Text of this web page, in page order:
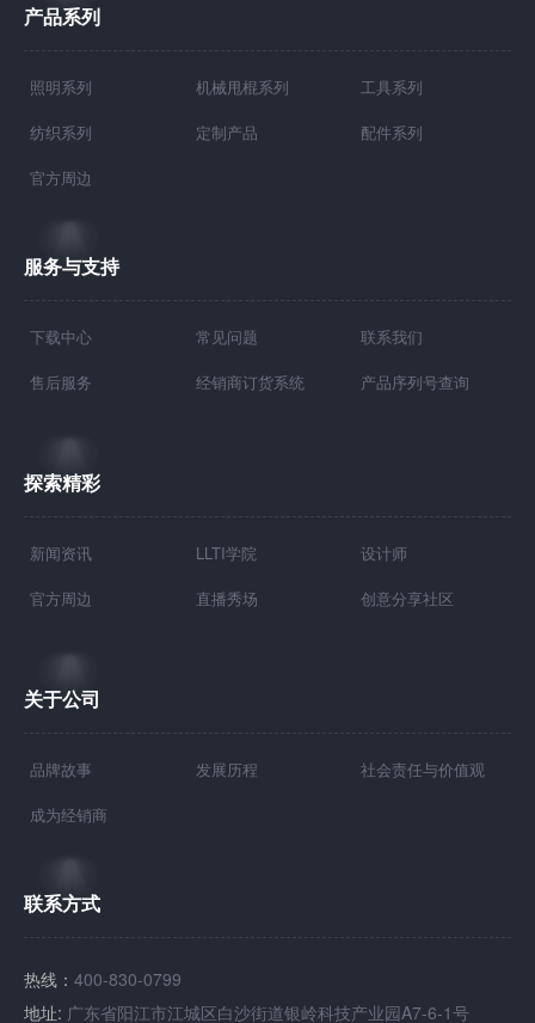
产品系列
照明系列 机械甩棍系列 工具系列
纺织系列 定制产品 配件系列
官方周边
服务与支持
下载中心 常见问题 联系我们
售后服务 经销商订货系统 产品序列号查询
探索精彩
新闻资讯 LLTI学院 设计师
官方周边 直播秀场 创意分享社区
关于公司
品牌故事 发展历程 社会责任与价值观
成为经销商
联系方式
热线： 400-830-0799
地址: 广东省阳江市江城区白沙街道银岭科技产业园A7-6-1号